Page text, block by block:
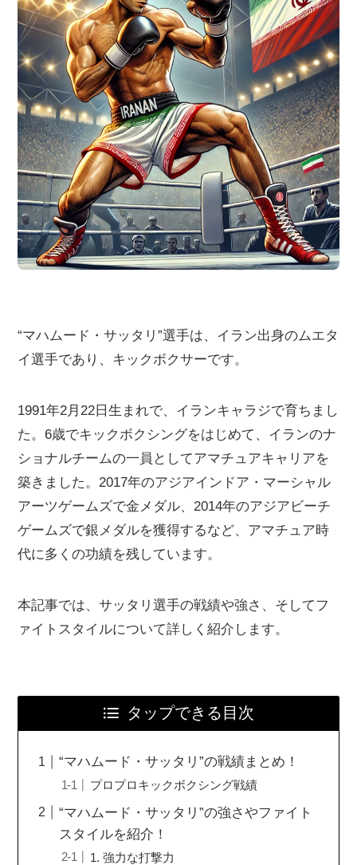
“マハムード・サッタリ”選手は、イラン出身のムエタ
イ選手であり、キックボクサーです。
1991年2月22日生まれで、イランキャラジで育ちまし
た。6歳でキックボクシングをはじめて、イランのナ
ショナルチームの一員としてアマチュアキャリアを
築きました。2017年のアジアインドア・マーシャル
アーツゲームズで金メダル、2014年のアジアビーチ
ゲームズで銀メダルを獲得するなど、アマチュア時
代に多くの功績を残しています。
本記事では、サッタリ選手の戦績や強さ、そしてフ
ァイトスタイルについて詳しく紹介します。
タップできる目次
“マハムード・サッタリ”の戦績まとめ！
プロプロキックボクシング戦績
“マハムード・サッタリ”の強さやファイト
スタイルを紹介！
1. 強力な打撃力